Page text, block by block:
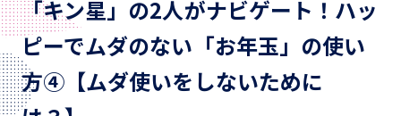
「キン星」の2人がナビゲート！ハッ
ピーでムダのない「お年玉」の使い
方④【ムダ使いをしないために